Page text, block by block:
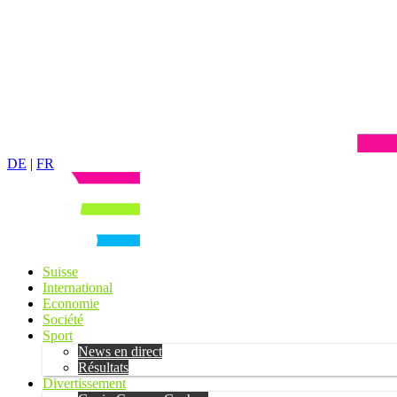
DE | FR
Suisse
International
Economie
Société
Sport
News en direct
Résultats
Divertissement